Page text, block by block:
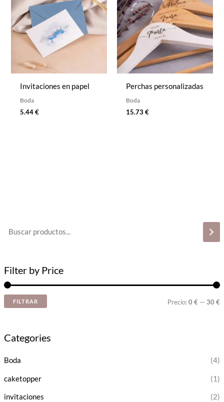
Filter by Price
FILTRAR Precio:0 € —30 €
Categories
Boda (4)
caketopper (1)
invitaciones (2)
Invitaciones en papel
Boda
5.44€
Perchas personalizadas
Boda
15.73 €